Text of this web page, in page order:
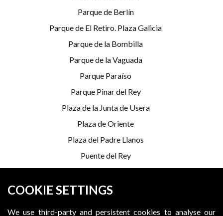
COOKIE SETTINGS
We use third-party and persistent cookies to analyse our
Parque de Berlín
Parque de El Retiro. Plaza Galicia
Parque de la Bombilla
Parque de la Vaguada
Parque Paraíso
Parque Pinar del Rey
Plaza de la Junta de Usera
Plaza de Oriente
Plaza del Padre Llanos
Puente del Rey
Serrería Belga
*Programming is subject to change